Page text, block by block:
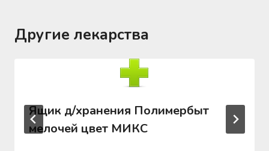
Другие лекарства
Ящик д/хранения Полимербыт
мелочей цвет МИКС